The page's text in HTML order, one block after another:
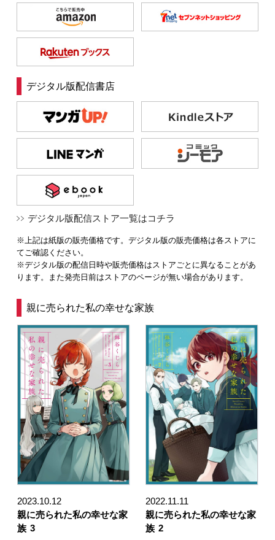
デジタル版配信書店
デジタル版配信ストア一覧はコチラ
※上記は紙版の販売価格です。デジタル版の販売価格は各ストアに
てご確認ください。
※デジタル版の配信日時や販売価格はストアごとに異なることがあ
ります。また発売日前はストアのページが無い場合があります。
親に売られた私の幸せな家族
2023.10.12
親に売られた私の幸せな家
族 3
2022.11.11
親に売られた私の幸せな家
族 2